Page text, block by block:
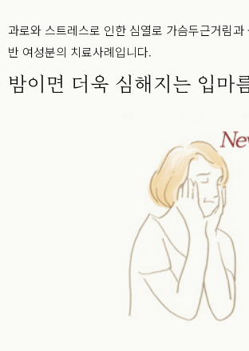
과로와 스트레스로 인한 심열로 가슴두근거림
반 여성분의 치료사례입니다.
밤이면 더욱 심해지는 입마